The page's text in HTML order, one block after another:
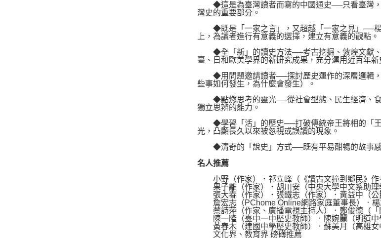
◆這是為臺灣讀者而寫的中國通史──只看臺灣，
灣史的重要部分。
◆既是「一家之言」，又超越「一家之見」──楊
上，為讀者進行有意義的選擇，建立有意義的觀點。
◆全「新」的讀史方法──考古挖掘、敦煌文獻、
臺、日和歐美學界的新研究成果，充分運用近百年
◆用問題邀請讀者──探討歷史運作的深層邏輯，
些事如何發生，為什麼會發生）。
◆點燃思考的靈光──從社會型態、民生經濟、食
獨立思辨的能力。
◆學習「活」的歷史──打破傳統帝王將相的「王
光，凸顯長久以來被忽視或誤讀的現象。
◆清奇的「說史」方式──既有平易酣暢的故事感
名人推薦
小野（作家）．祁立峰（《讀古文撞到鄉民》作
果子離（作家）．胡川安（中央大學中文系助理
張大春（作家）．張鐵志（作家）．黃益中（公
詹宏志（PChome Online網路家庭董事長）．楊
蔡詩萍（作家、廣播電視主持人）．鄭俊德（「
陳一隆（臺中一中歷史教師）．陳婉麗（明道中
黃春木（建國中學歷史教師）．蘇美月（高雄女
文化界、教育界 磅礡推薦